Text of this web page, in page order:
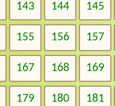
143 144 145
155 156 157
167 168 169
179 180 181